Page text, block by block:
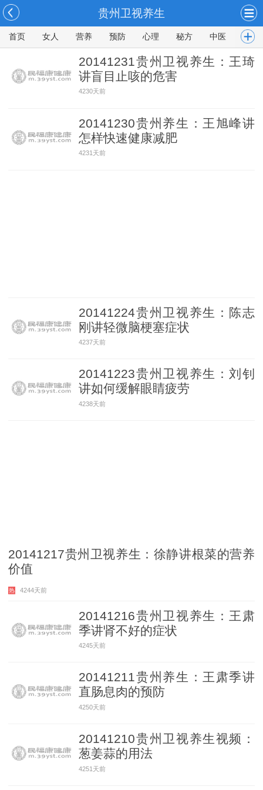
贵州卫视养生
首页 女人 营养 预防 心理 秘方 中医 男人
20141231贵州卫视养生：王琦
讲盲目止咳的危害
4230天前
20141230贵州养生：王旭峰讲
怎样快速健康减肥
4231天前
20141224贵州卫视养生：陈志
刚讲轻微脑梗塞症状
4237天前
20141223贵州卫视养生：刘钊
讲如何缓解眼睛疲劳
4238天前
20141217贵州卫视养生：徐静讲根菜的营养
价值
热 4244天前
20141216贵州卫视养生：王肃
季讲肾不好的症状
4245天前
20141211贵州养生：王肃季讲
直肠息肉的预防
4250天前
20141210贵州卫视养生视频：
葱姜蒜的用法
4251天前